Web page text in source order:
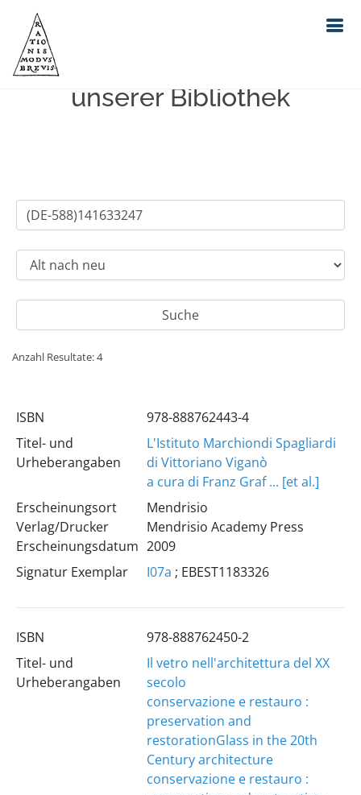
Einfache Suche im Bestand
unserer Bibliothek
Anzahl Resultate: 4
ISBN
978-888762443-4
Titel- und
Urheberangaben
L'Istituto Marchiondi Spagliardi
di Vittoriano Viganò
a cura di Franz Graf ... [et al.]
Erscheinungsort
Verlag/Drucker
Erscheinungsdatum
Mendrisio
Mendrisio Academy Press
2009
Signatur Exemplar
I07a ; EBEST1183326
ISBN
978-888762450-2
Titel- und
Urheberangaben
Il vetro nell'architettura del XX
secolo
conservazione e restauro :
preservation and
restorationGlass in the 20th
Century architecture
conservazione e restauro :